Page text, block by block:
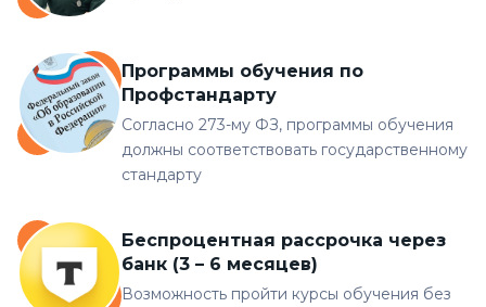
Программы обучения по
Профстандарту
Согласно 273-му ФЗ, программы обучения
должны соответствовать государственному
стандарту
Беспроцентная рассрочка через
банк (3 – 6 месяцев)
Возможность пройти курсы обучения без